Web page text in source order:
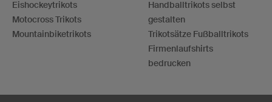
Eishockeytrikots
Motocross Trikots
Mountainbiketrikots
Handballtrikots selbst
gestalten
Trikotsätze Fußballtrikots
Firmenlaufshirts
bedrucken